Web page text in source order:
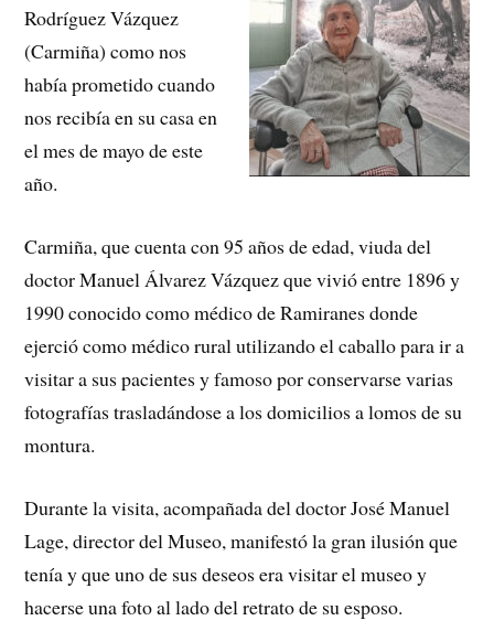
Rodríguez Vázquez
(Carmiña) como nos
había prometido cuando
nos recibía en su casa en
el mes de mayo de este
año.
Carmiña, que cuenta con 95 años de edad, viuda del
doctor Manuel Álvarez Vázquez que vivió entre 1896 y
1990 conocido como médico de Ramiranes donde
ejerció como médico rural utilizando el caballo para ir a
visitar a sus pacientes y famoso por conservarse varias
fotografías trasladándose a los domicilios a lomos de su
montura.
Durante la visita, acompañada del doctor José Manuel
Lage, director del Museo, manifestó la gran ilusión que
tenía y que uno de sus deseos era visitar el museo y
hacerse una foto al lado del retrato de su esposo.